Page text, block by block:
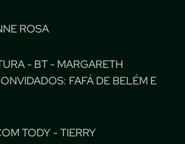
ROSA
- BT - MARGARETH
FAFÁ DE BELÉM E
TODY - TIERRY